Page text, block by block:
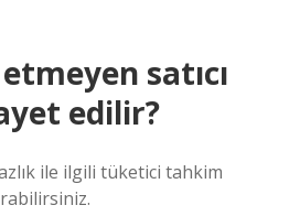
satıcı
edilir?
ile ilgili tüketici tahkim